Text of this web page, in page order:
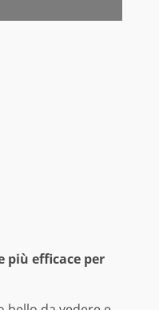
più efficace per